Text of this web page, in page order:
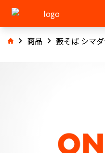
商品 藪そば シマ